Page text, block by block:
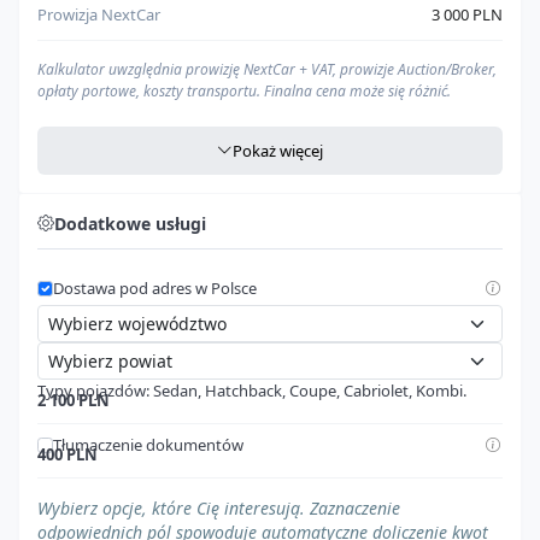
Prowizja NextCar 3 000 PLN
Kalkulator uwzględnia prowizję NextCar + VAT, prowizje Auction/Broker,
opłaty portowe, koszty transportu. Finalna cena może się różnić.
Pokaż więcej
Cło Zawarte w"Opłaty portowe w UE"
VAT Zawarte w"Opłaty portowe w UE"
Cena pod dom (PLN)
Nasz kalkulator tokompleksowe narzędzie, które pomoże Ci oszacować
Twój dom w Polsce. W kalkulacji uwzględniamy wszystkie najważniejsze
elementy, aby dać Ci
Prowizję NextCar:naszą opłatę za kompleksową obsługę
procesu importu.
Dodatkowe usługi
Dostawa pod adres w Polsce
Typy pojazdów: Sedan, Hatchback, Coupe, Cabriolet, Kombi.
2 100 PLN
Tłumaczenie dokumentów
400 PLN
Pojazd z regulacjami prawnymi
$0
Wybierz opcje, które Cię interesują. Zaznaczenie
odpowiednich pól spowoduje automatyczne doliczenie kwot